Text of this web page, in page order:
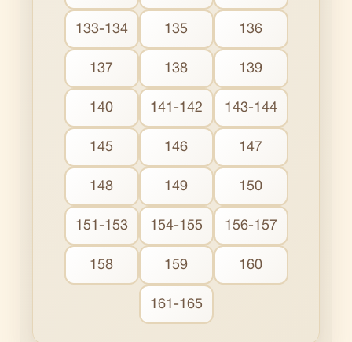
133-134 135 136
137 138 139
140 141-142 143-144
145 146 147
148 149 150
151-153 154-155 156-157
158 159 160
161-165